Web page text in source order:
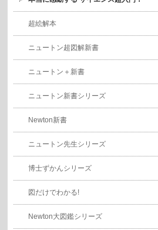
超絵解本
ニュートン超図解新書
ニュートン＋新書
ニュートン新書シリーズ
Newton新書
ニュートン先生シリーズ
博士ずかんシリーズ
図だけでわかる!
Newton大図鑑シリーズ